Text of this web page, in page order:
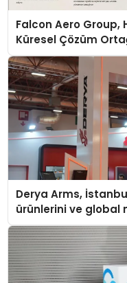
Falcon Aero Group,
Küresel Çözüm
Derya Arms,
ürünlerini ve global